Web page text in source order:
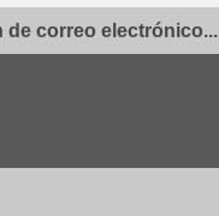
correo electrónico...